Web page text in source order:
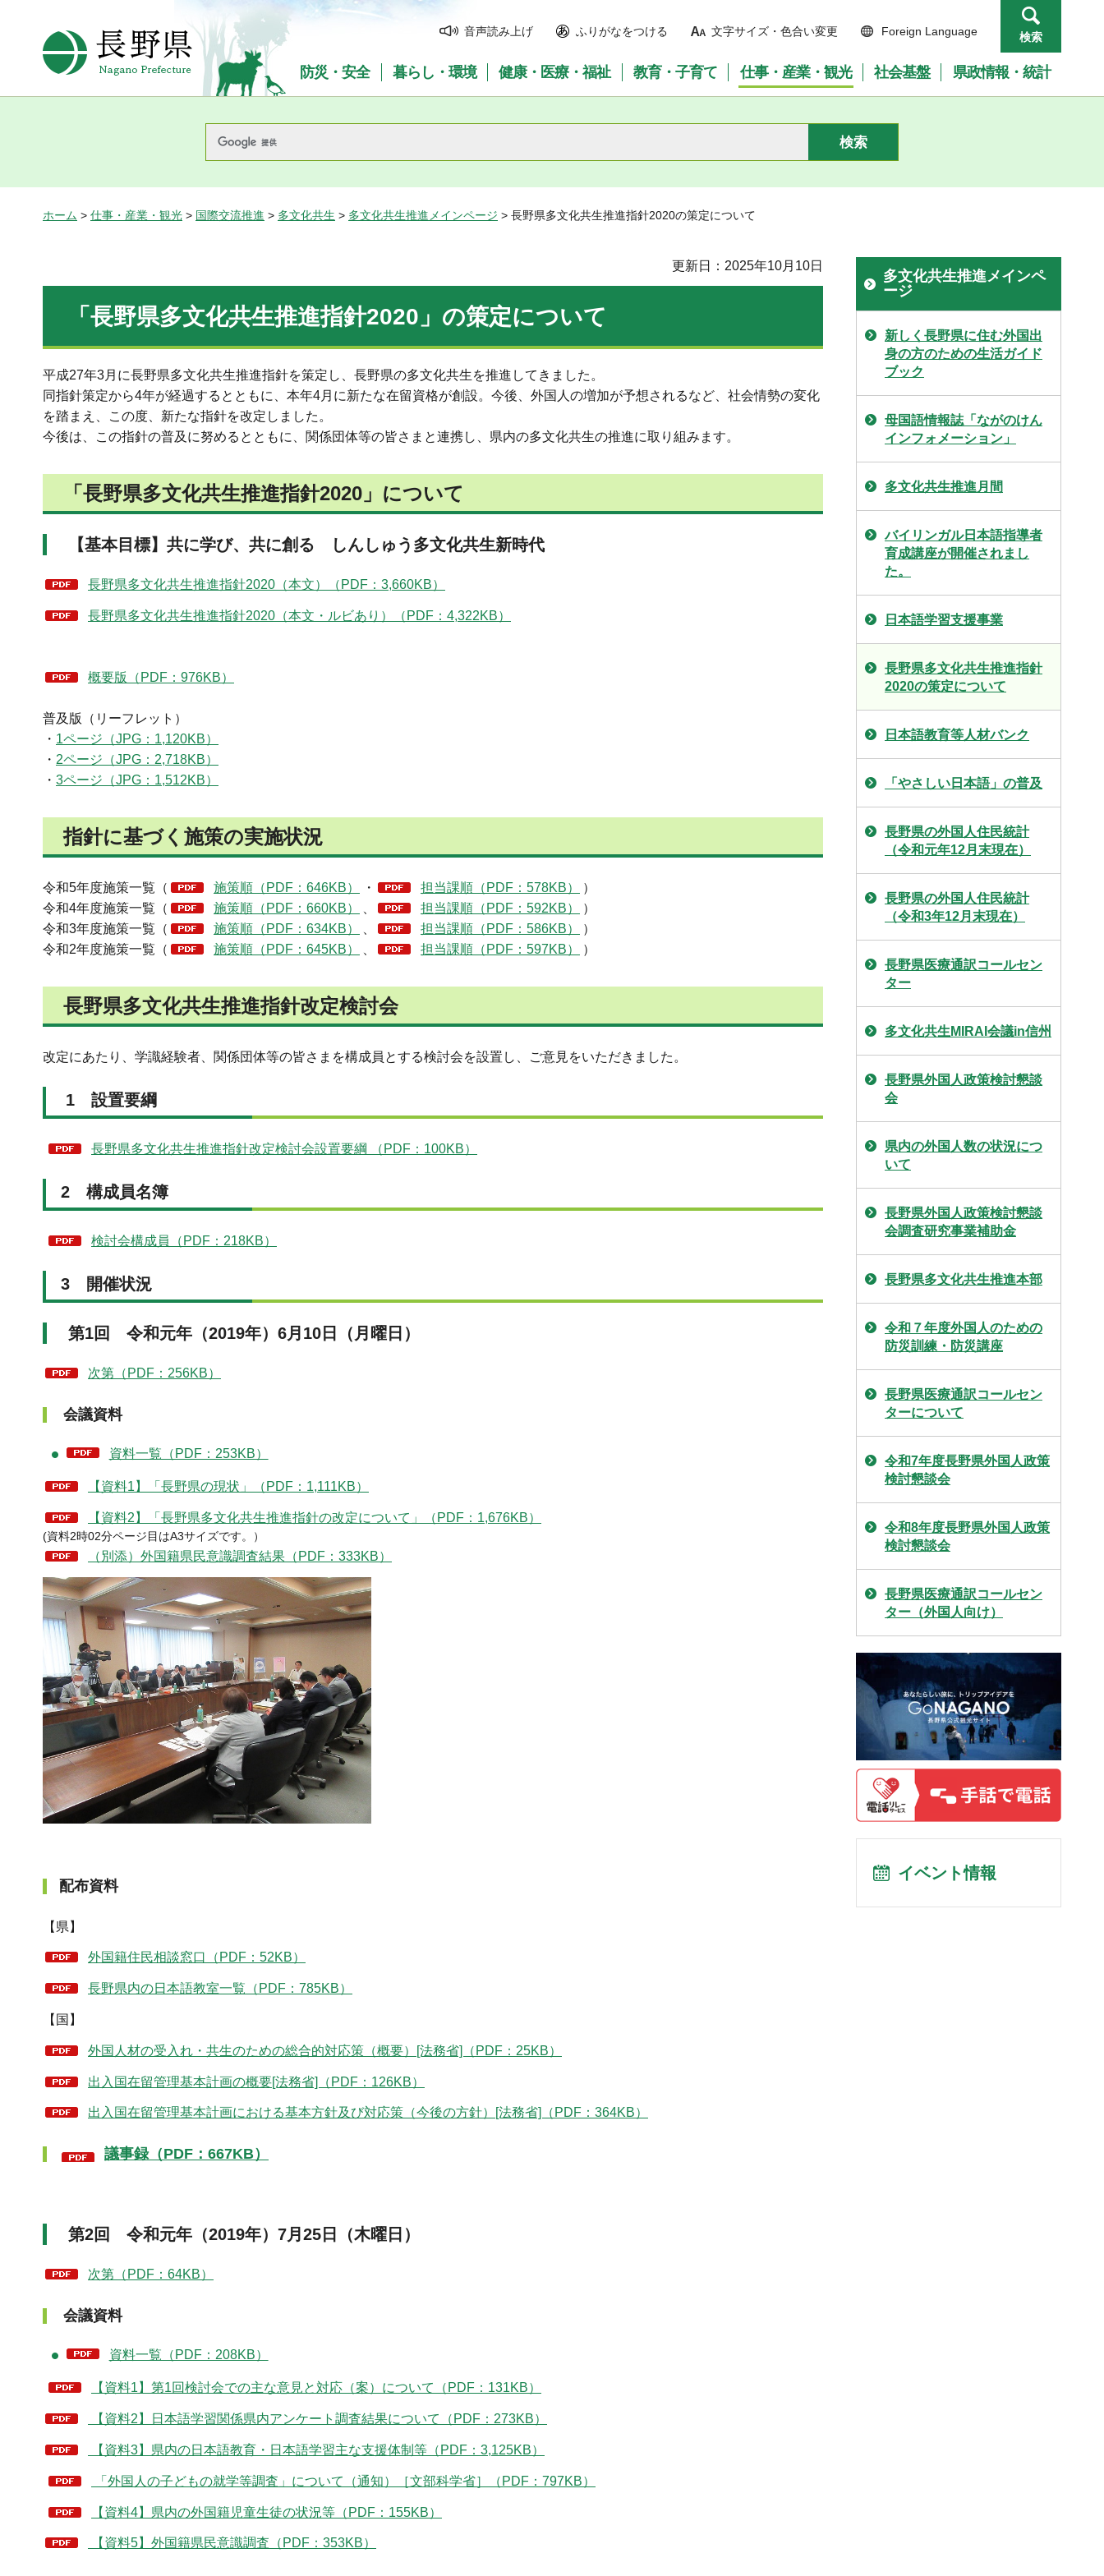
長野県Nagano Prefecture
音声読み上げ ふりがなをつける 文字サイズ・色合い変更 Foreign Language 検索
防災・安全 暮らし・環境 健康・医療・福祉 教育・子育て 仕事・産業・観光 社会基盤 県政情報・統計
ホーム > 仕事・産業・観光 > 国際交流推進 > 多文化共生 > 多文化共生推進メインページ > 長野県多文化共生推進指針2020の策定について
更新日：2025年10月10日
「長野県多文化共生推進指針2020」の策定について
平成27年3月に長野県多文化共生推進指針を策定し、長野県の多文化共生を推進してきました。
同指針策定から4年が経過するとともに、本年4月に新たな在留資格が創設。今後、外国人の増加が予想されるなど、社会情勢の変化
を踏まえ、この度、新たな指針を改定しました。
今後は、この指針の普及に努めるとともに、関係団体等の皆さまと連携し、県内の多文化共生の推進に取り組みます。
「長野県多文化共生推進指針2020」について
【基本目標】共に学び、共に創る しんしゅう多文化共生新時代
長野県多文化共生推進指針2020（本文）（PDF：3,660KB）
長野県多文化共生推進指針2020（本文・ルビあり）（PDF：4,322KB）
概要版（PDF：976KB）
普及版（リーフレット）
・ 1ページ（JPG：1,120KB）
・ 2ページ（JPG：2,718KB）
・ 3ページ（JPG：1,512KB）
指針に基づく施策の実施状況
令和5年度施策一覧（ 施策順（PDF：646KB） ・ 担当課順（PDF：578KB）
）
令和4年度施策一覧（
施策順（PDF：660KB） 担当課順（PDF：592KB）
）
令和3年度施策一覧（
施策順（PDF：634KB） 担当課順（PDF：586KB）
）
令和2年度施策一覧（
施策順（PDF：645KB） 担当課順（PDF：597KB） ）
長野県多文化共生推進指針改定検討会
改定にあたり、学識経験者、関係団体等の皆さまを構成員とする検討会を設置し、ご意見をいただきました。
1 設置要綱
長野県多文化共生推進指針改定検討会設置要綱 （PDF：100KB）
2 構成員名簿
検討会構成員（PDF：218KB）
3 開催状況
第1回 令和元年（2019年）6月10日（月曜日）
次第（PDF：256KB）
会議資料
資料一覧（PDF：253KB）
【資料1】「長野県の現状」（PDF：1,111KB）
【資料2】「長野県多文化共生推進指針の改定について」（PDF：1,676KB）
(資料2時02分ページ目はA3サイズです。）
（別添）外国籍県民意識調査結果（PDF：333KB）
配布資料
【県】
外国籍住民相談窓口（PDF：52KB）
長野県内の日本語教室一覧（PDF：785KB）
【国】
外国人材の受入れ・共生のための総合的対応策（概要）[法務省]（PDF：25KB）
出入国在留管理基本計画の概要[法務省]（PDF：126KB）
出入国在留管理基本計画における基本方針及び対応策（今後の方針）[法務省]（PDF：364KB）
議事録（PDF：667KB）
第2回 令和元年（2019年）7月25日（木曜日）
次第（PDF：64KB）
会議資料
資料一覧（PDF：208KB）
【資料1】第1回検討会での主な意見と対応（案）について（PDF：131KB）
【資料2】日本語学習関係県内アンケート調査結果について（PDF：273KB）
【資料3】県内の日本語教育・日本語学習主な支援体制等（PDF：3,125KB）
「外国人の子どもの就学等調査」について（通知）［文部科学省］（PDF：797KB）
【資料4】県内の外国籍児童生徒の状況等（PDF：155KB）
【資料5】外国籍県民意識調査（PDF：353KB）
多文化共生推進メインペ
ージ
新しく長野県に住む外国出
身の方のための生活ガイド
ブック
母国語情報誌「ながのけん
インフォメーション」
多文化共生推進月間
バイリンガル日本語指導者
育成講座が開催されまし
た。
日本語学習支援事業
長野県多文化共生推進指針
2020の策定について
日本語教育等人材バンク
「やさしい日本語」の普及
長野県の外国人住民統計
（令和元年12月末現在）
長野県の外国人住民統計
（令和3年12月末現在）
長野県医療通訳コールセン
ター
多文化共生MIRAI会議in信州
長野県外国人政策検討懇談
会
県内の外国人数の状況につ
いて
長野県外国人政策検討懇談
会調査研究事業補助金
長野県多文化共生推進本部
令和７年度外国人のための
防災訓練・防災講座
長野県医療通訳コールセン
ターについて
令和7年度長野県外国人政策
検討懇談会
令和8年度長野県外国人政策
検討懇談会
長野県医療通訳コールセン
ター（外国人向け）
イベント情報